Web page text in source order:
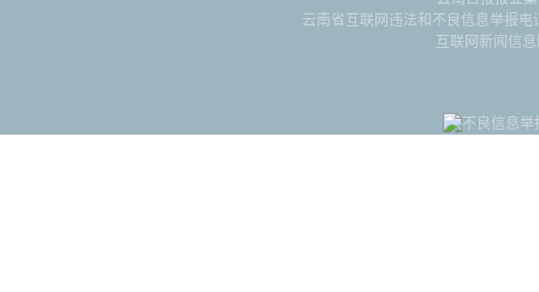
云南省互联网违法和不良信息举报
互联网新闻信